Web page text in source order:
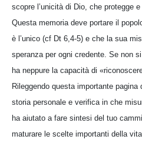
scopre l’unicità di Dio, che protegge e
Questa memoria deve portare il
è l’unico (cf Dt 6,4-5) e che la sua
speranza per ogni credente. Se non
ha neppure la capacità di
Rileggendo questa importante
storia personale e verifica in che
ha aiutato a fare sintesi del tuo
maturare le scelte importanti della vita.